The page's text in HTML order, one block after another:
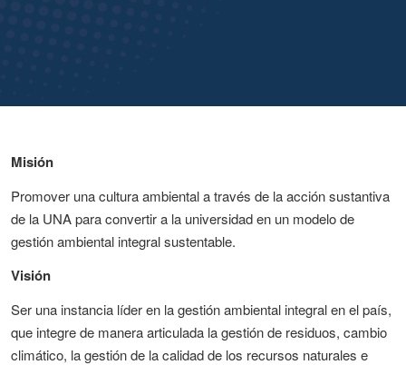
Misión
Promover una cultura ambiental a través de la acción sustantiva
de la UNA para convertir a la universidad en un modelo de
gestión ambiental integral sustentable.
Visión
Ser una instancia líder en la gestión ambiental integral en el país,
que integre de manera articulada la gestión de residuos, cambio
climático, la gestión de la calidad de los recursos naturales e